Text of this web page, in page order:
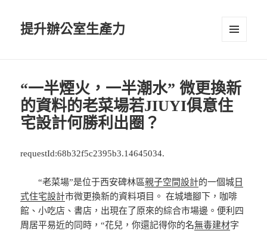
提升辦公室生產力
“一半煙火，一半潮水” 微更換新
的資料的老菜場若JIUYI俱意住
宅設計何勝利出圈？
requestId:68b32f5c2395b3.14645034.
“老菜場”是位于西安碑林區親子空間設計的一個城日
式住宅設計市微更換新的資料項目。 在城墻腳下，咖啡
館、小吃店、書店，出現在了原來的綜合市場邊。便利四
周居平易近的同時，“花兒，你還記得你的名無毒建材字